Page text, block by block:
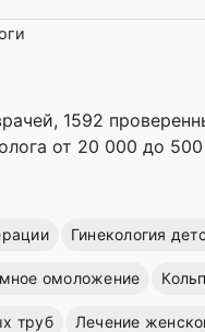
1592
от 20 000 до
Гинекология
омоложение
труб Лечение